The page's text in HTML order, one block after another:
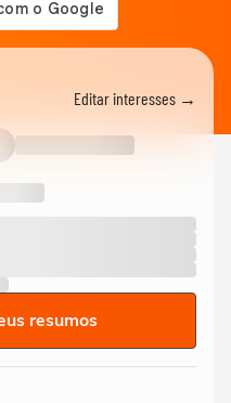
Editar interesses →
resumos